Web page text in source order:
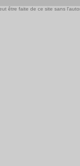
être faite de ce site sans